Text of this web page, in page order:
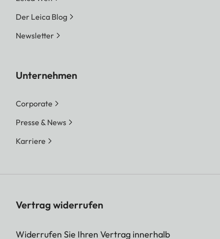
Der Leica Blog
Newsletter
Unternehmen
Corporate
Presse & News
Karriere
Vertrag widerrufen
Widerrufen Sie Ihren Vertrag innerhalb